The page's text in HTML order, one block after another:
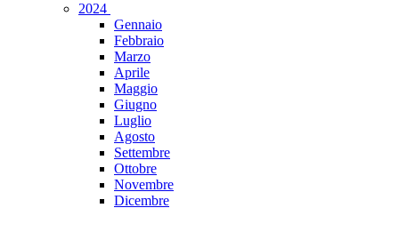
2024
Gennaio
Febbraio
Marzo
Aprile
Maggio
Giugno
Luglio
Agosto
Settembre
Ottobre
Novembre
Dicembre